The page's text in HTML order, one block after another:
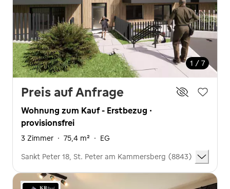
1 / 7
Preis auf Anfrage
Wohnung zum Kauf - Erstbezug ·
provisionsfrei
3 Zimmer · 75,4 m² · EG
Sankt Peter 18, St. Peter am Kammersberg (8843)